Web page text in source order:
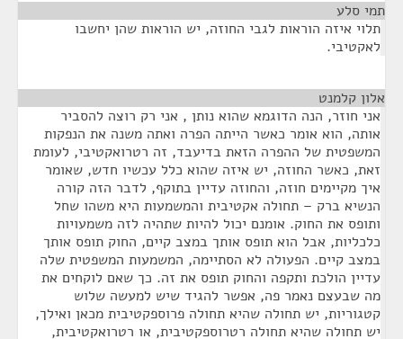
תמי סלע
תלוי איזה הוראות לגבי החוזה, יש הוראות שהן יחשבו
לאקטיבי.
אלון קלמנט
אני חוזר, הנה הדוגמא שהוא נותן , אני רק רוצה להסביר
אותה, הוא אומר כאשר הייתה הפרה ואתה משנה את הנפקות
המשפטית של ההפרה הזאת בדיעבד, זה רטרואקטיבי, לעומת
זאת, כאשר החוזה, יש איזה שהוא כלל עכשיו חדש, שאומר
איך מקיימים חוזה, והחוזה עדיין בתוקף, לדבר הזה קורה
הנשיא ברק – תחולה אקטיבית והמשמעות היא משהו שחל
ותופס את החוק. אומנם יכול להיות שתהיה לזה משמעויות
כלכליות, אבל הוא תופס אותך במצב קיים, החוק תופס אותך
במצב קיים. הפעולה לא הסתיימה, המשמעות המשפטית שלה
עדיין הולכת ותקפה והחוק תופס את זה. כך שאם לוקחים את
מה שבעצם נאמר פה, אפשר להגיד שיש למעשה שלוש
קטגוריות, יש תחולה שהיא תחולה פרוספקטיבית מכאן ואילך,
יש תחולה שהיא תחולה רטרוספקטיבית, או רטרואקטיבית,